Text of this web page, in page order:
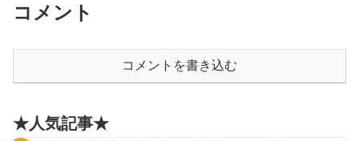
コメント
コメントを書き込む
★人気記事★